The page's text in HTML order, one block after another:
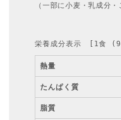
（一部に小麦・乳成分
栄養成分表示　[1食
熱量
たんぱく質
脂質